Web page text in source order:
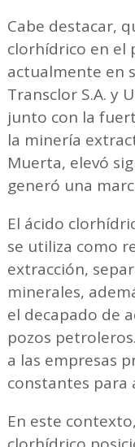
Cabe destacar,
clorhídrico en el
actualmente en
Transclor S.A. y
junto con la
la minería
Muerta, elevó
generó una
El ácido
se utiliza como
extracción,
minerales,
el decapado de
pozos
a las empresas
constantes para
En este